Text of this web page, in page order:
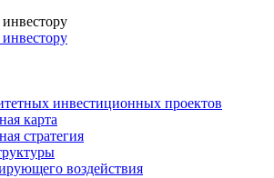
инвестиционных проектов
карта
стратегия
воздействия